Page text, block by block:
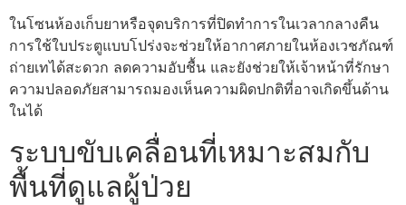
ในโซนห้องเก็บยาหรือจุดบริการที่ปิดทำการในเวลากลางคืน
การใช้ใบประตูแบบโปร่งจะช่วยให้อากาศภายในห้องเวชภัณฑ์
ถ่ายเทได้สะดวก ลดความอับชื้น และยังช่วยให้เจ้าหน้าที่รักษา
ความปลอดภัยสามารถมองเห็นความผิดปกติที่อาจเกิดขึ้นด้าน
ในได้
ระบบขับเคลื่อนที่เหมาะสมกับ
พื้นที่ดูแลผู้ป่วย